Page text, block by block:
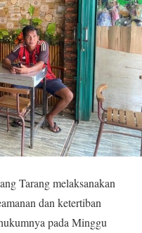
Tarang melaksanakan
dan ketertiban
pada Minggu